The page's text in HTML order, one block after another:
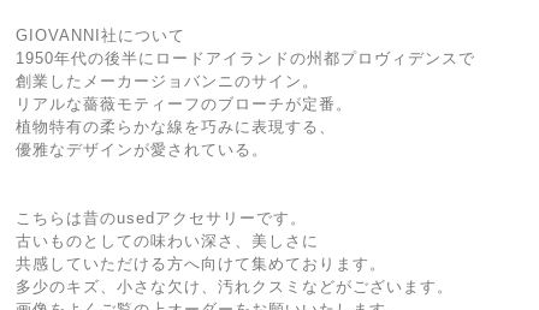
GIOVANNI社について
1950年代の後半にロードアイランドの州都プロヴィデンスで
創業したメーカージョバンニのサイン。
リアルな薔薇モティーフのブローチが定番。
植物特有の柔らかな線を巧みに表現する、
優雅なデザインが愛されている。
こちらは昔のusedアクセサリーです。
古いものとしての味わい深さ、美しさに
共感していただける方へ向けて集めております。
多少のキズ、小さな欠け、汚れクスミなどがございます。